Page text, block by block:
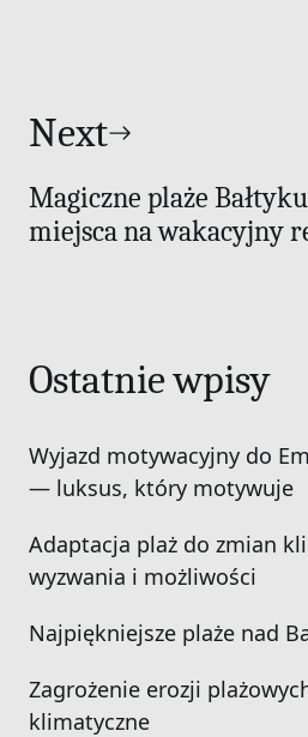
Next
Magiczne plaże
miejsca na wakacyjny
Ostatnie wpisy
Wyjazd motywacyjny do
— luksus, który motywuje
Adaptacja plaż do zmian
wyzwania i możliwości
Najpiękniejsze plaże nad
Zagrożenie erozji
klimatyczne